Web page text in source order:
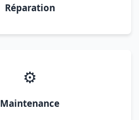
Réparation
⚙️
Maintenance